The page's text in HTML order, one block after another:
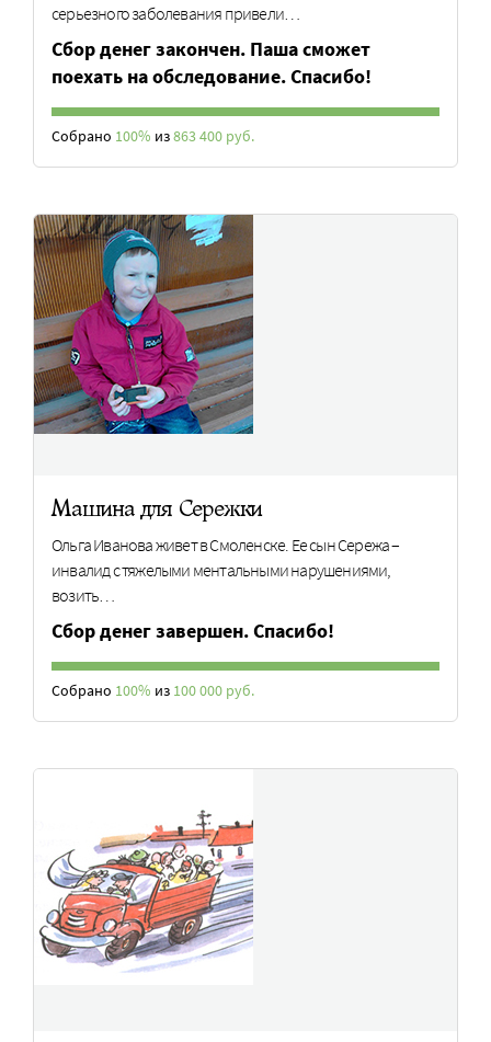
серьезного заболевания привели…
Cбор денег закончен. Паша сможет
поехать на обследование. Спасибо!
Собрано 100% из863 400 руб.
Машина для Сережки
Ольга Иванова живет в Смоленске. Ее сын Сережа –
инвалид с тяжелыми ментальными нарушениями,
возить…
Сбор денег завершен. Спасибо!
Собрано 100% из 100 000 руб.